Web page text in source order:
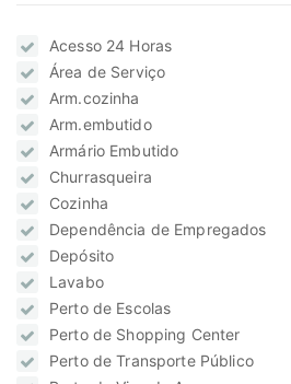
Acesso 24 Horas
Área de Serviço
Arm.cozinha
Arm.embutido
Armário Embutido
Churrasqueira
Cozinha
Dependência de Empregados
Depósito
Lavabo
Perto de Escolas
Perto de Shopping Center
Perto de Transporte Público